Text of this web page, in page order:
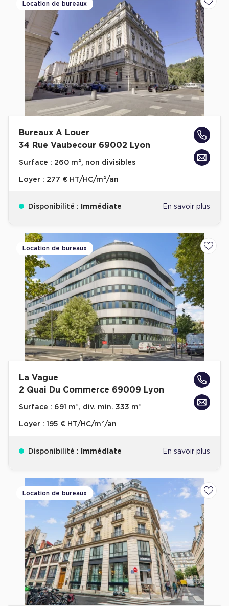
Location de bureaux
Bureaux A Louer
34 Rue Vaubecour 69002 Lyon
Surface : 260 m², non divisibles
Loyer : 277 € HT/HC/m²/an
Disponibilité : Immédiate En savoir plus
Location de bureaux
La Vague
2 Quai Du Commerce 69009 Lyon
Surface : 691 m², div. min. 333 m²
Loyer : 195 € HT/HC/m²/an
Disponibilité : Immédiate En savoir plus
Location de bureaux